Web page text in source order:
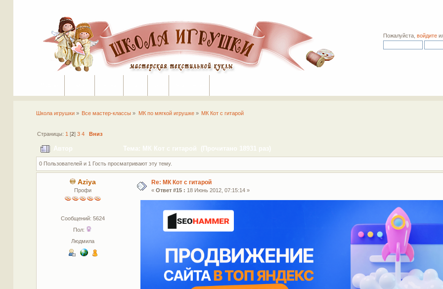
Пожалуйста,войдите
Школа игрушки » Все мастер-классы » МК по мягкой игрушке» МК Кот с гитарой
Страницы: 1 [2]3 4 Вниз
Автор Тема: МК Кот с гитарой (Прочитано 18931 раз)
0 Пользователей и 1 Гость просматривают эту тему.
Aziya
Профи
Сообщений: 5624
Пол:
Людмила
Re: МК Кот с гитарой
« Ответ #15 : 18 Июнь 2012, 07:15:14 »